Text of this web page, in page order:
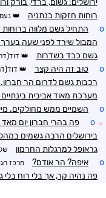
ירושלים: גשום, ברדי, בורק
רוחות חזקות בנתניה נעם
o התחיל גשם מלווה ברוחות
המבול שירד לפני שעה בערך
גשם כבד בשדרות
o טוב זה היה קצר
רכבות גשם לדרום הר חברון.
מערכת מאוד אביבית
o השמיים ממש מחולקים.
☼
o פה בהרי חברון יום מאד
בירושלים הרבה גשמים
גראופל למרגלות החרמון
o איפה? הר אודם? מרכז
פה נהיה קר, אך בלי רוח בלי